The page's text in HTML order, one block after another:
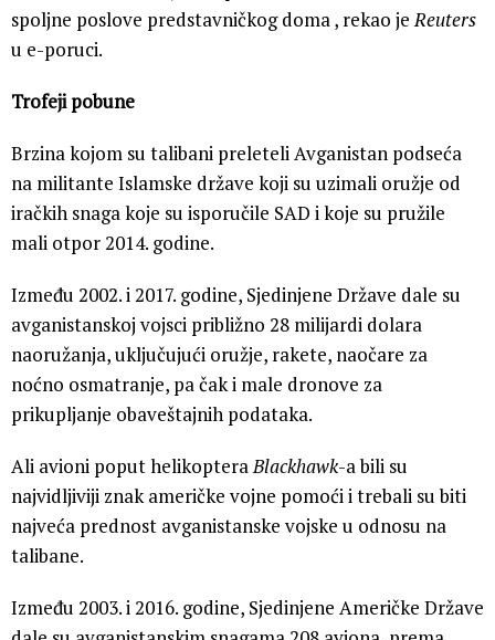
spoljne poslove predstavničkog doma , rekao jeReuters
u e-poruci.
Trofeji pobune
Brzina kojom su talibani preleteli Avganistan podseća
na militante Islamske države koji su uzimali oružje od
iračkih snaga koje su isporučile SAD i koje su pružile
mali otpor 2014. godine.
Između 2002. i 2017. godine, Sjedinjene Države dale su
avganistanskoj vojsci približno 28 milijardi dolara
naoružanja, uključujući oružje, rakete, naočare za
noćno osmatranje, pa čak i male dronove za
prikupljanje obaveštajnih podataka.
Ali avioni poput helikopteraBlackhawk-a bili su
najvidljiviji znak američke vojne pomoći i trebali su biti
najveća prednost avganistanske vojske u odnosu na
talibane.
Između 2003. i 2016. godine, Sjedinjene Američke Države